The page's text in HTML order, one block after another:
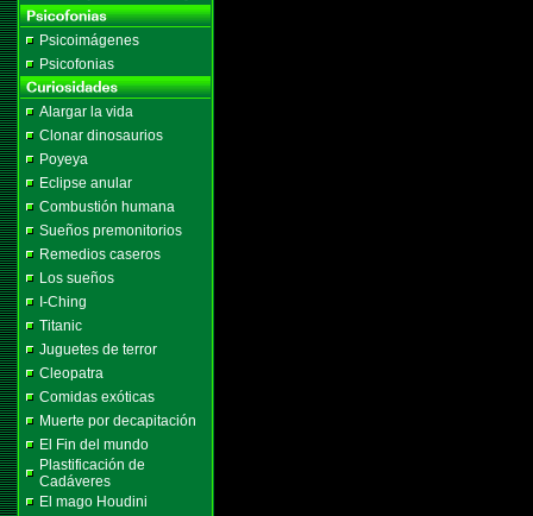
Psicoimágenes
Psicofonias
Alargar la vida
Clonar dinosaurios
Poyeya
Eclipse anular
Combustión humana
Sueños premonitorios
Remedios caseros
Los sueños
I-Ching
Titanic
Juguetes de terror
Cleopatra
Comidas exóticas
Muerte por decapitación
El Fin del mundo
Plastificación de
Cadáveres
El mago Houdini